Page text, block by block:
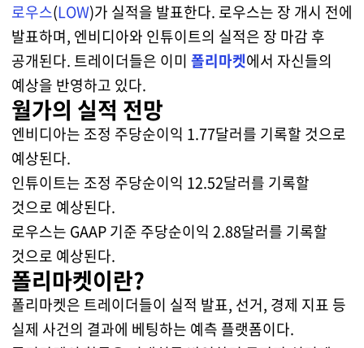
로우스(LOW)가 실적을 발표한다. 로우스는 장 개시 전에
발표하며, 엔비디아와 인튜이트의 실적은 장 마감 후
공개된다. 트레이더들은 이미 폴리마켓에서 자신들의
예상을 반영하고 있다.
월가의 실적 전망
엔비디아는 조정 주당순이익 1.77달러를 기록할 것으로
예상된다.
인튜이트는 조정 주당순이익 12.52달러를 기록할
것으로 예상된다.
로우스는 GAAP 기준 주당순이익 2.88달러를 기록할
것으로 예상된다.
폴리마켓이란?
폴리마켓은 트레이더들이 실적 발표, 선거, 경제 지표 등
실제 사건의 결과에 베팅하는 예측 플랫폼이다.